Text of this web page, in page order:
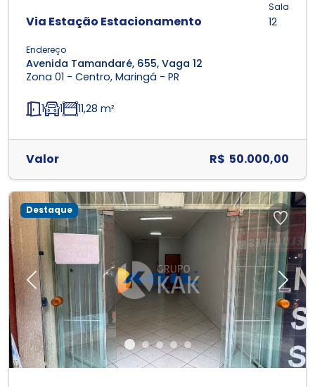
Via Estação Estacionamento
Sala
12
Endereço
Avenida Tamandaré, 655, Vaga 12
Zona 01 - Centro, Maringá - PR
1 1 11,28 m²
Valor R$ 50.000,00
Previous Next
Destaque